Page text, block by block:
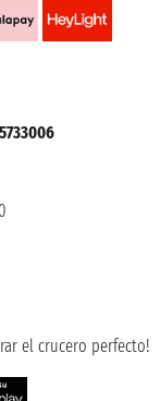
el crucero perfecto!